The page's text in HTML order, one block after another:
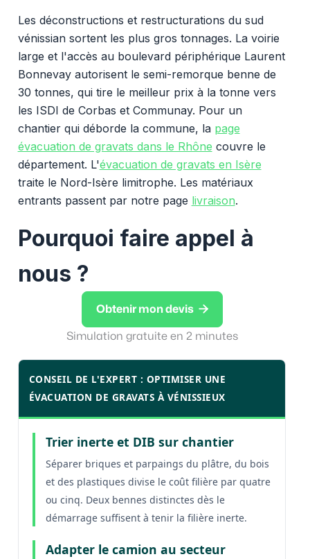
Les déconstructions et restructurations du sud
vénissian sortent les plus gros tonnages. La voirie
large et l'accès au boulevard périphérique Laurent
Bonnevay autorisent le semi-remorque benne de
30 tonnes, qui tire le meilleur prix à la tonne vers
les ISDI de Corbas et Communay. Pour un
chantier qui déborde la commune, la page
évacuation de gravats dans le Rhône couvre le
département. L'évacuation de gravats en Isère
traite le Nord-Isère limitrophe. Les matériaux
entrants passent par notre page livraison.
Pourquoi faire appel à
nous ?
Obtenir mon devis 
Simulation gratuite en 2 minutes
CONSEIL DE L'EXPERT : OPTIMISER UNE
ÉVACUATION DE GRAVATS À VÉNISSIEUX
Trier inerte et DIB sur chantier
Séparer briques et parpaings du plâtre, du bois
et des plastiques divise le coût filière par quatre
ou cinq. Deux bennes distinctes dès le
démarrage suffisent à tenir la filière inerte.
Adapter le camion au secteur